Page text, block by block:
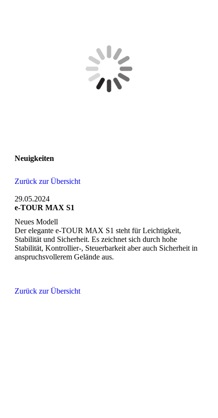
Neuigkeiten
Zurück zur Übersicht
29.05.2024
e-TOUR MAX S1
Neues Modell
Der elegante e-TOUR MAX S1 steht für Leichtigkeit,
Stabilität und Sicherheit. Es zeichnet sich durch hohe
Stabilität, Kontrollier-, Steuerbarkeit aber auch Sicherheit in
anspruchsvollerem Gelände aus.
Zurück zur Übersicht